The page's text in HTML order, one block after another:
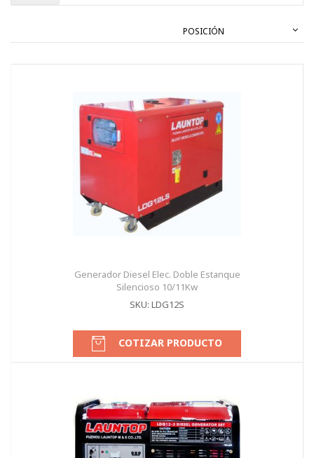
Generador Diesel Elec. Doble Estanque
Silencioso 10/11Kw
SKU: LDG12S
COTIZAR PRODUCTO